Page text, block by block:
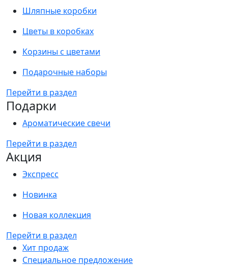
Шляпные коробки
Цветы в коробках
Корзины с цветами
Подарочные наборы
Перейти в раздел
Подарки
Ароматические свечи
Перейти в раздел
Акция
Экспресс
Новинка
Новая коллекция
Перейти в раздел
Хит продаж
Специальное предложение